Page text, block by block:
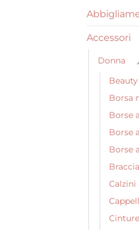
Accessori
Donna
Borsa
Borse
Borse
Borse
Calzini
Cinture